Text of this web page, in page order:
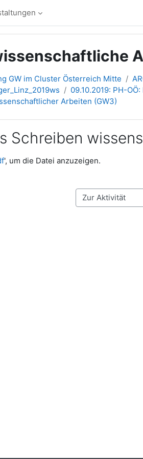
GW im Cluster Österreich Mitte
09.10.2019: PH-
Arbeiten (GW3)
Schreiben
', um die Datei anzuzeigen.
Zur Aktivität